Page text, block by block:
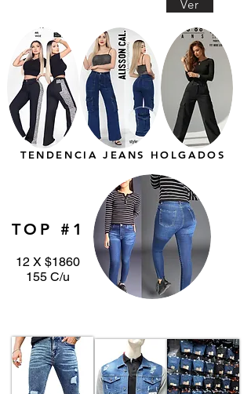
Ver
TENDENCIA JEANS HOLGADOS
12 X $1860
155 C/u
TOP #1